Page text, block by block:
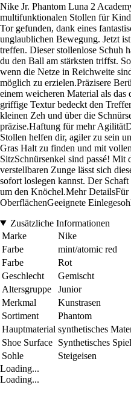
Nike Jr. Phantom Luna 2
multifunktionalen Stollen für
Tor gefunden, dank eines
unglaublichen Bewegung. Jetzt
treffen. Dieser stollenlose Schuh
du den Ball am stärksten triffst.
wenn die Netze in Reichweite
möglich zu erzielen.Präzisere
einem weicheren Material als
griffige Textur bedeckt den
kleinen Zeh und über die
präzise.Haftung für mehr
Stollen helfen dir, agiler zu sein
Gras Halt zu finden und mit
SitzSchnürsenkel sind passé! Mit
verstellbaren Zunge lässt sich
sofort loslegen kannst. Der
um den Knöchel.Mehr DetailsFür
OberflächenGeeignete
Zusätzliche Informationen
Marke
Nike
Farbe
mint/atomic red
Farbe
Rot
Geschlecht
Gemischt
Altersgruppe
Junior
Merkmal
Kunstrasen
Sortiment
Phantom
Hauptmaterial synthetisches
Shoe Surface Synthetisches
Sohle
Steigeisen
Loading...
Loading...